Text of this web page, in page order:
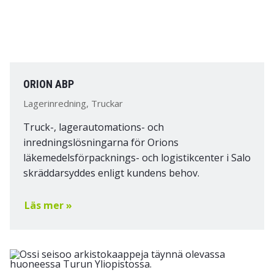
ORION ABP
Lagerinredning, Truckar
Truck-, lagerautomations- och
inredningslösningarna för Orions
läkemedelsförpacknings- och logistikcenter i Salo
skräddarsyddes enligt kundens behov.
Läs mer »